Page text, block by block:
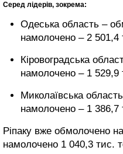
Серед лідерів, зокрема:
Одеська область –
намолочено – 2 501,4
Кіровоградська
намолочено – 1 529,9
Миколаївська
намолочено – 1 386,7
Ріпаку вже обмолочено
намолочено 1 040,3 тис.